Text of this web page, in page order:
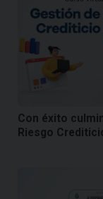
Con éxito
Riesgo